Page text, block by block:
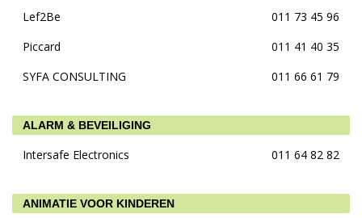
Lef2Be
011 73 45 96
Piccard
011 41 40 35
SYFA CONSULTING
011 66 61 79
ALARM & BEVEILIGING
Intersafe Electronics 011 64 82 82
ANIMATIE VOOR KINDEREN